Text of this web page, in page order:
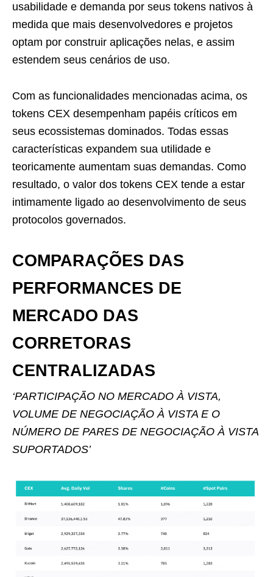
usabilidade e demanda por seus tokens nativos à
medida que mais desenvolvedores e projetos
optam por construir aplicações nelas, e assim
estendem seus cenários de uso.
Com as funcionalidades mencionadas acima, os
tokens CEX desempenham papéis críticos em
seus ecossistemas dominados. Todas essas
características expandem sua utilidade e
teoricamente aumentam suas demandas. Como
resultado, o valor dos tokens CEX tende a estar
intimamente ligado ao desenvolvimento de seus
protocolos governados.
COMPARAÇÕES DAS
PERFORMANCES DE
MERCADO DAS
CORRETORAS
CENTRALIZADAS
‘PARTICIPAÇÃO NO MERCADO À VISTA,
VOLUME DE NEGOCIAÇÃO À VISTA E O
NÚMERO DE PARES DE NEGOCIAÇÃO À VISTA
SUPORTADOS’